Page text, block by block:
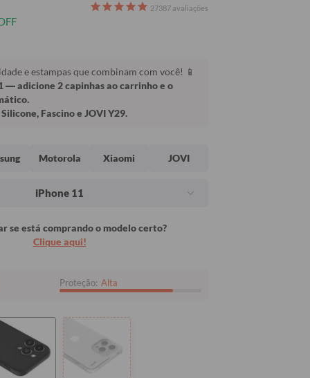
27387 avaliações
e estampas que combinam com você! 📱
— adicione 2 capinhas ao carrinho e o
Fascino e JOVI Y29.
Motorola Xiaomi JOVI
iPhone 11
se está comprando o modelo certo?
Clique aqui!
Proteção: Alta